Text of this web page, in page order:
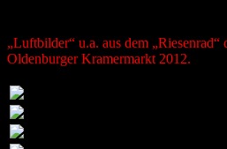
„Luftbilder“ u.a. aus dem
Oldenburger Kramermarkt 2012.